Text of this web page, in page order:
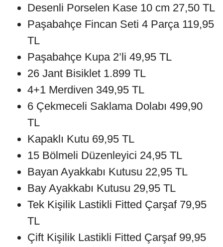
Desenli Porselen Kase 10 cm 27,50 TL
Paşabahçe Fincan Seti 4 Parça 119,95
TL
Paşabahçe Kupa 2’li 49,95 TL
26 Jant Bisiklet 1.899 TL
4+1 Merdiven 349,95 TL
6 Çekmeceli Saklama Dolabı 499,90
TL
Kapaklı Kutu 69,95 TL
15 Bölmeli Düzenleyici 24,95 TL
Bayan Ayakkabı Kutusu 22,95 TL
Bay Ayakkabı Kutusu 29,95 TL
Tek Kişilik Lastikli Fitted Çarşaf 79,95
TL
Çift Kişilik Lastikli Fitted Çarşaf 99,95